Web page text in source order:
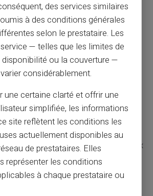
d'élargir l'accès aux services
même sans disposer d'un compte
la vie sans compte bancaire
une variété impressionnante de
une carte sans compte bancaire,
aux services innovants
établissements de paiement.
de ces nouvelles formes de
de nombreuses portes à ceux
ou diversifier leurs modes de
contraintes traditionnelles.
des services similaires
à des conditions générales
selon le prestataire. Les
— telles que les limites de
ou la couverture —
considérablement.
une certaine clarté et offrir une
simplifiée, les informations
site reflètent les conditions les
actuellement disponibles au
de prestataires. Elles
représenter les conditions
à chaque prestataire ou